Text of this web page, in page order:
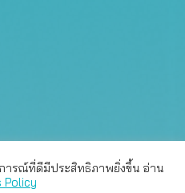
การณ์ที่ดีมีประสิทธิภาพยิ่งขึ้น อ่าน
Policy
ารณ์การใช้งานที่ดีให้แก่ท่าน คุณ